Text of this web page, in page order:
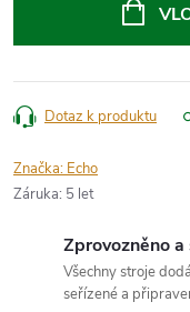
Dotaz k produktu
Značka: Echo
Záruka: 5 let
Zprovozněno a
Všechny stroje
seřízené a